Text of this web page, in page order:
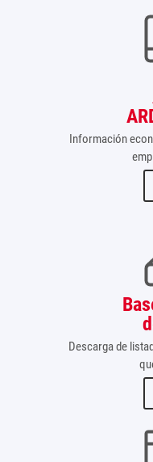
Información
Descarga de